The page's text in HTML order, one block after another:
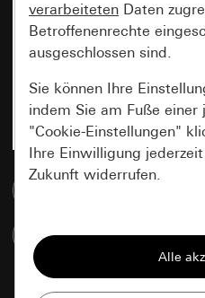
Artikel
verarbeiteten Daten
Betroffenenrechte
ausgeschlossen sind.
Sie können Ihre
indem Sie am Fuße einer
"Cookie-Einstellungen"
Ihre Einwilligung
Zukunft widerrufen.
Alle Cookies, die wir
Seite anzeigen zu